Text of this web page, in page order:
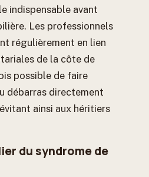
indispensable avant
Les professionnels
régulièrement en lien
de la côte de
possible de faire
débarras directement
ainsi aux héritiers
du syndrome de